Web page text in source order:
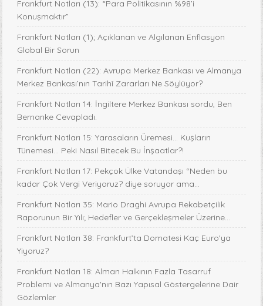
Frankfurt Notları (13): “Para Politikasının %98’i
Konuşmaktır”
Frankfurt Notları (1); Açıklanan ve Algılanan Enflasyon
Global Bir Sorun
Frankfurt Notları (22): Avrupa Merkez Bankası ve Almanya
Merkez Bankası’nın Tarihî Zararları Ne Söylüyor?
Frankfurt Notları 14: İngiltere Merkez Bankası sordu, Ben
Bernanke Cevapladı.
Frankfurt Notları 15: Yarasaların Üremesi... Kuşların
Tünemesi… Peki Nasıl Bitecek Bu İnşaatlar?!
Frankfurt Notları 17: Pekçok Ülke Vatandaşı “Neden bu
kadar Çok Vergi Veriyoruz? diye soruyor ama...
Frankfurt Notları 35: Mario Draghi Avrupa Rekabetçilik
Raporunun Bir Yılı; Hedefler ve Gerçekleşmeler Üzerine...
Frankfurt Notları 38: Frankfurt’ta Domatesi Kaç Euro'ya
Yiyoruz?
Frankfurt Notları 18: Alman Halkının Fazla Tasarruf
Problemi ve Almanya'nın Bazı Yapısal Göstergelerine Dair
Gözlemler